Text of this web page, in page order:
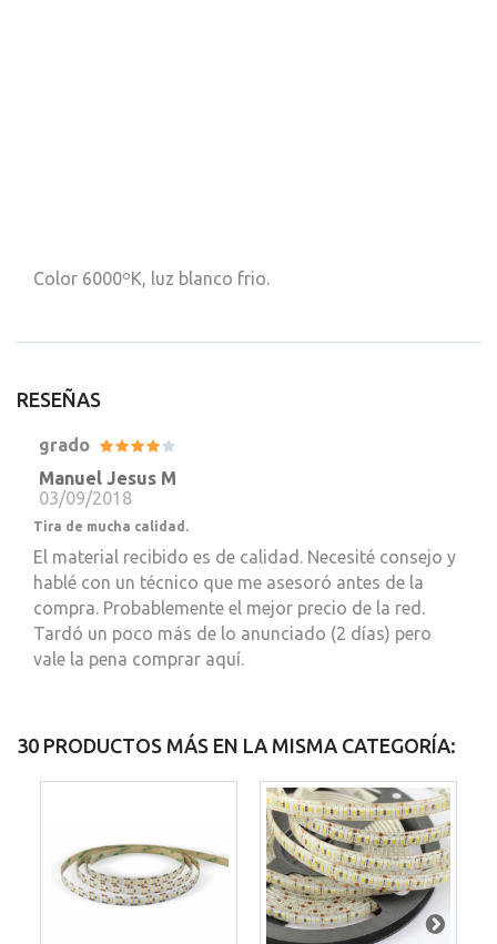
Color 6000ºK, luz blanco frio.
RESEÑAS
grado
Manuel Jesus M
03/09/2018
Tira de mucha calidad.
El material recibido es de calidad. Necesité consejo y
hablé con un técnico que me asesoró antes de la
compra. Probablemente el mejor precio de la red.
Tardó un poco más de lo anunciado (2 días) pero
vale la pena comprar aquí.
30 PRODUCTOS MÁS EN LA MISMA CATEGORÍA: